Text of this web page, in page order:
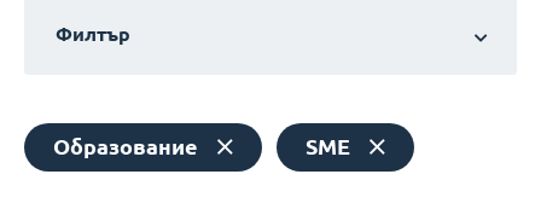
Филтър
Образование SME